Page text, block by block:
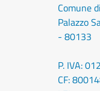
Comune
Palazzo
- 80133
P. IVA:
CF: